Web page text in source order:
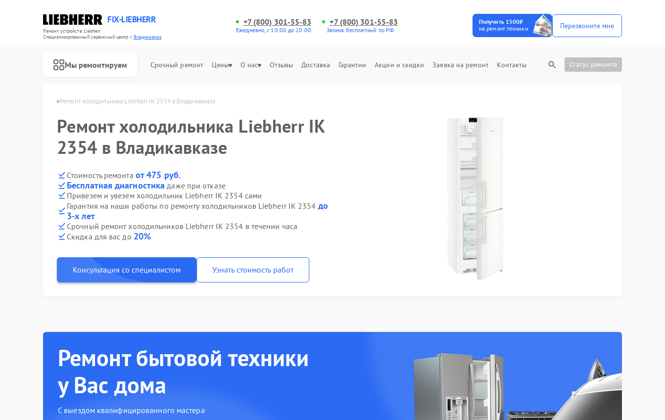
FIX-LIEBHERR
Ремонт устройств Liebherr
Специализированный cервисный центр г.Владикавказ
+7 (800) 301-55-83
Ежедневно, с 10:00 до 20:00
+7 (800) 301-55-83
Звонок бесплатный по РФ
Получить 1500₽
на ремонт техники
Перезвоните мне
Мы ремонтируем Срочный ремонт Цены О нас Отзывы Доставка Гарантии Акции и скидки Заявка на ремонт Контакты Статус ремонта
в Владикавказе Ремонт холодильника Liebherr IK 2354 в Владикавказе
Ремонт холодильника Liebherr IK
2354 в Владикавказе
Стоимость ремонта от 475 руб.
Бесплатная диагностика даже при отказе
Привезем и увезем холодильник Liebherr IK 2354 сами
Гарантия на наши работы по ремонту холодильников Liebherr IK 2354 до
3-х лет
Срочный ремонт холодильников Liebherr IK 2354 в течении часа
Скидка для вас до 20%
Консультация со специалистом Узнать стоимость работ
Ремонт бытовой техники
у Вас дома
С выездом квалифицированного мастера